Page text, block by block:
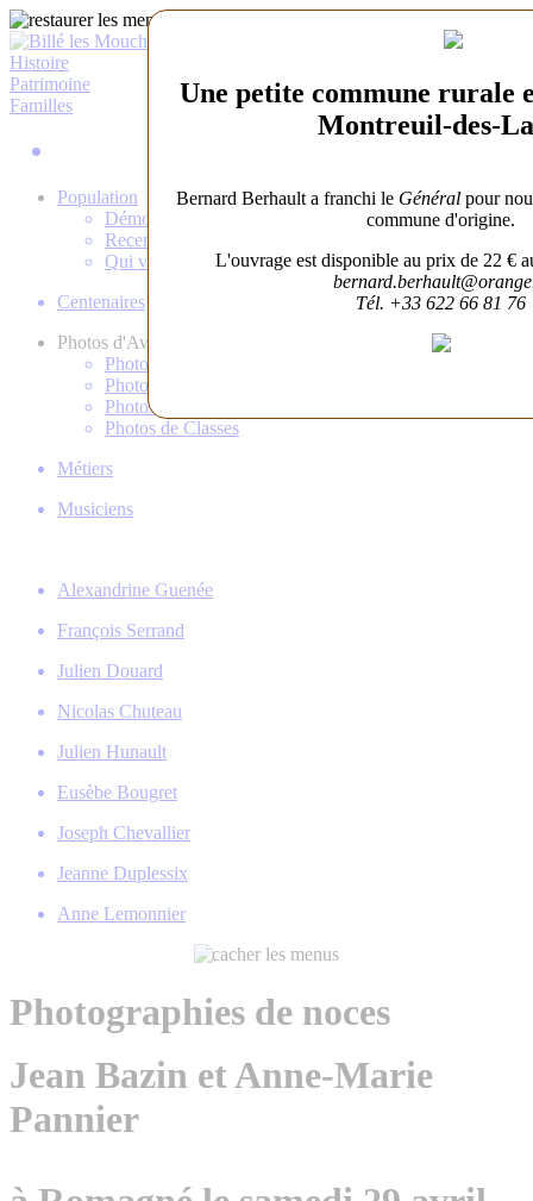
Histoire
Patrimoine
Familles
Population
Démographie
Recensements
Qui vivait là?
Centenaires
Photos d'Avant
Photos d'École
Photos de Conscrits
Photos de Noces
Photos de Classes
Métiers
Musiciens
Alexandrine Guenée
François Serrand
Julien Douard
Nicolas Chuteau
Julien Hunault
Eusèbe Bougret
Joseph Chevallier
Jeanne Duplessix
Anne Lemonnier
Photographies de noces
Jean Bazin et Anne-Marie
Pannier
Une petite commune rurale
Montreuil-des-
Bernard Berhault a franchi le Général pour
commune d'origine.
L'ouvrage est disponible au prix de 22 €
Tél. +33 622 66 81 76